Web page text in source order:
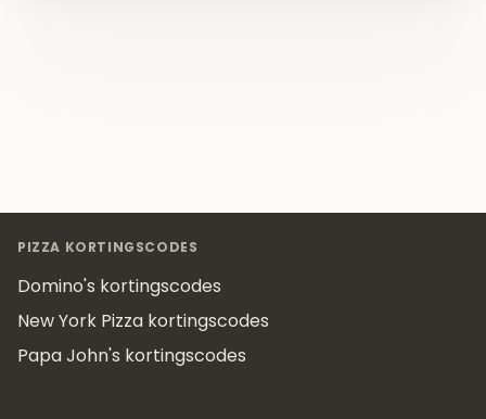
PIZZA KORTINGSCODES
Domino's kortingscodes
New York Pizza kortingscodes
Papa John's kortingscodes